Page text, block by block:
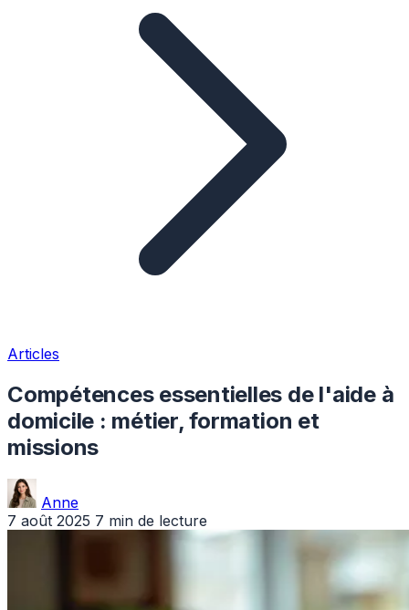
Articles
Compétences essentielles de l'aide à
domicile : métier, formation et
missions
Anne
7 août 2025 7 min de lecture